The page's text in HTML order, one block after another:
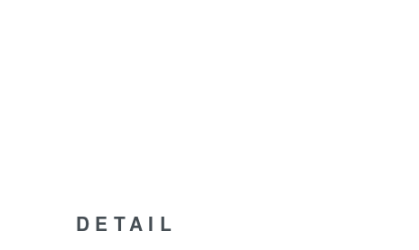
DETAIL